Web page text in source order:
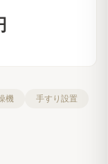
機
手すり設置